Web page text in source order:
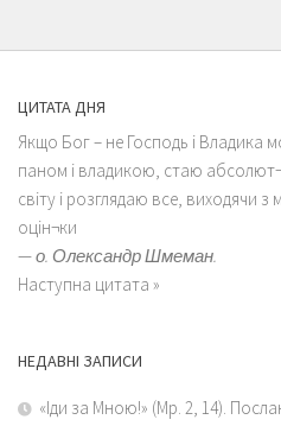
ЦИТАТА ДНЯ
Якщо Бог – не Господь і Владика
паном і владикою, стаю
світу і розглядаю все, виходячи з
оцін¬ки
—о. Олександр Шмеман.
Наступна цитата »
НЕДАВНІ ЗАПИСИ
«Іди за Мною!» (Мр. 2, 14).